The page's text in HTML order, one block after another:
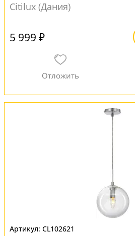
Citilux (Дания)
5 999 ₽
CL102621